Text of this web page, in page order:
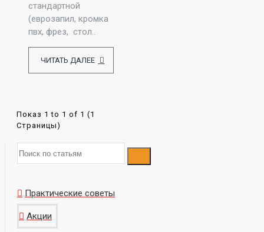
стандартной
(еврозапил, кромка
пвх, фрез, стол..
ЧИТАТЬ ДАЛЕЕ
Показ 1 to 1 of 1 (1
Страницы)
Практические советы
Акции